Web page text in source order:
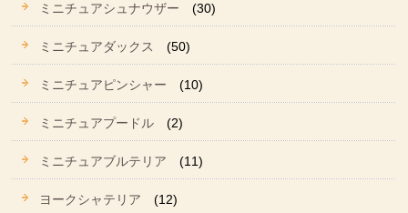
ミニチュアシュナウザー (30)
ミニチュアダックス (50)
ミニチュアピンシャー (10)
ミニチュアプードル (2)
ミニチュアブルテリア (11)
ヨークシャテリア (12)